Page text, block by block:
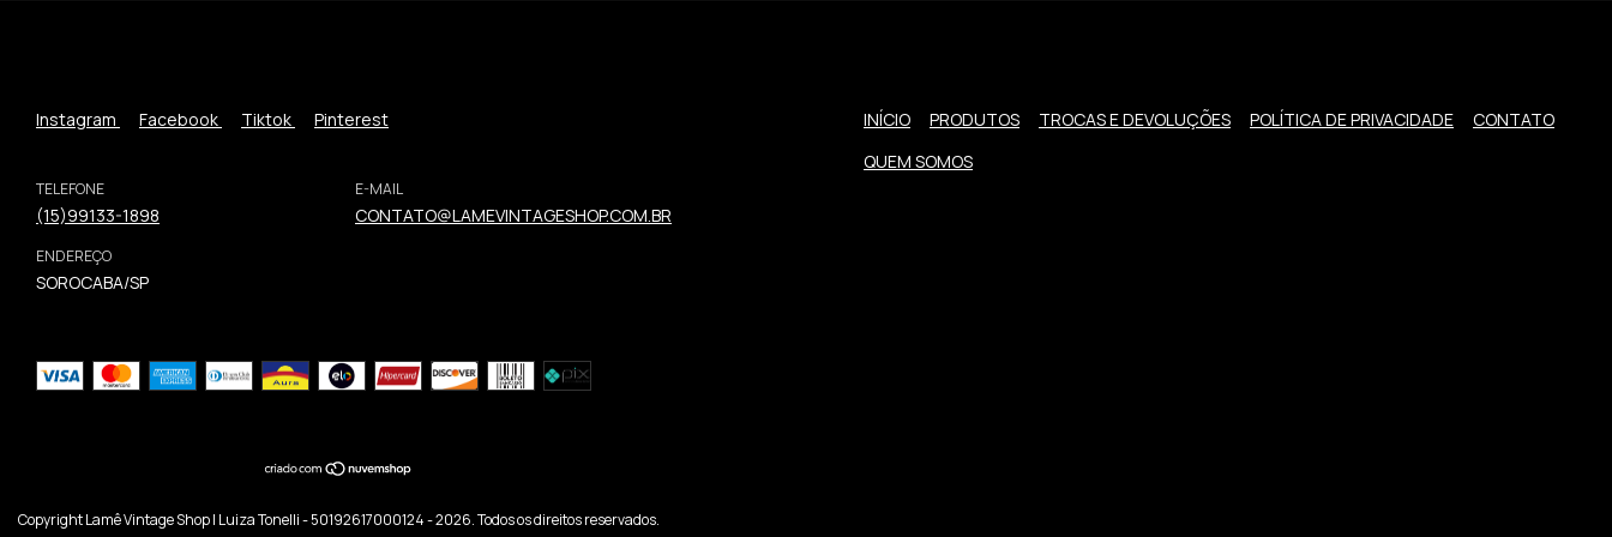
Instagram Facebook Tiktok Pinterest
TELEFONE
(15)99133-1898
E-MAIL
CONTATO@LAMEVINTAGESHOP.COM.BR
ENDEREÇO
SOROCABA/SP
INÍCIO PRODUTOS TROCAS E DEVOLUÇÕES POLÍTICA DE PRIVACIDADE
CONTATO
QUEM SOMOS
Copyright Lamê Vintage Shop | Luiza Tonelli - 50192617000124 - 2026. Todos os direitos reservados.